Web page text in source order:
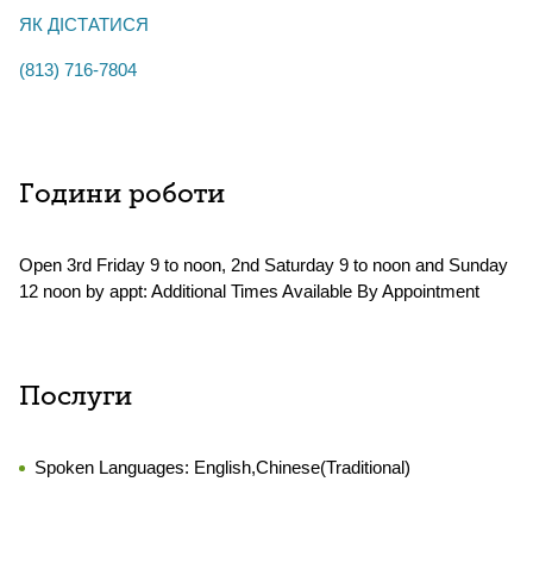
ЯК ДІСТАТИСЯ
(813) 716-7804
Години роботи
Open 3rd Friday 9 to noon, 2nd Saturday 9 to noon and Sunday
12 noon by appt: Additional Times Available By Appointment
Послуги
Spoken Languages: English,Chinese(Traditional)